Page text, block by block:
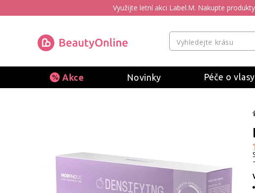
Využijte letní akci Label.M. Nakupte
Akce Novinky Péče o vlasy